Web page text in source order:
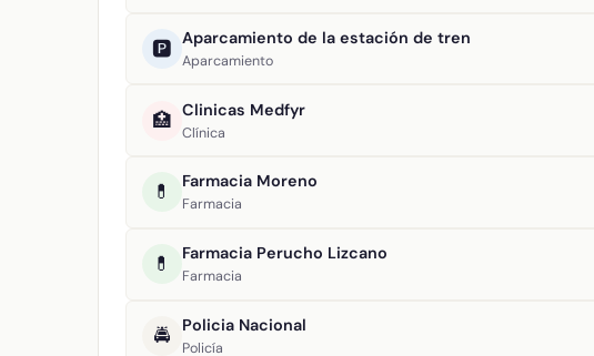
🅿️ Aparcamiento de la estación de tren
Aparcamiento
🏥 Clinicas Medfyr
Clínica
💊 Farmacia Moreno
Farmacia
💊 Farmacia Perucho Lizcano
Farmacia
🚔 Policia Nacional
Policía